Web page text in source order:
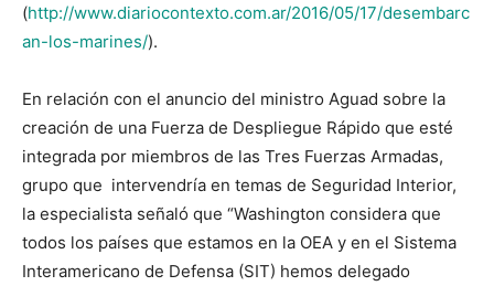
(http://www.diariocontexto.com.ar/2016/05/17/desembarc
an-los-marines/).
En relación con el anuncio del ministro Aguad sobre la
creación de una Fuerza de Despliegue Rápido que esté
integrada por miembros de las Tres Fuerzas Armadas,
grupo que intervendría en temas de Seguridad Interior,
la especialista señaló que “Washington considera que
todos los países que estamos en la OEA y en el Sistema
Interamericano de Defensa (SIT) hemos delegado